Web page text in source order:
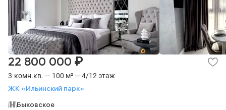
3-комн.кв. — 100 м² — 4/12 этаж
ЖК «Ильинский парк»
22 800 000 ₽
Быковское